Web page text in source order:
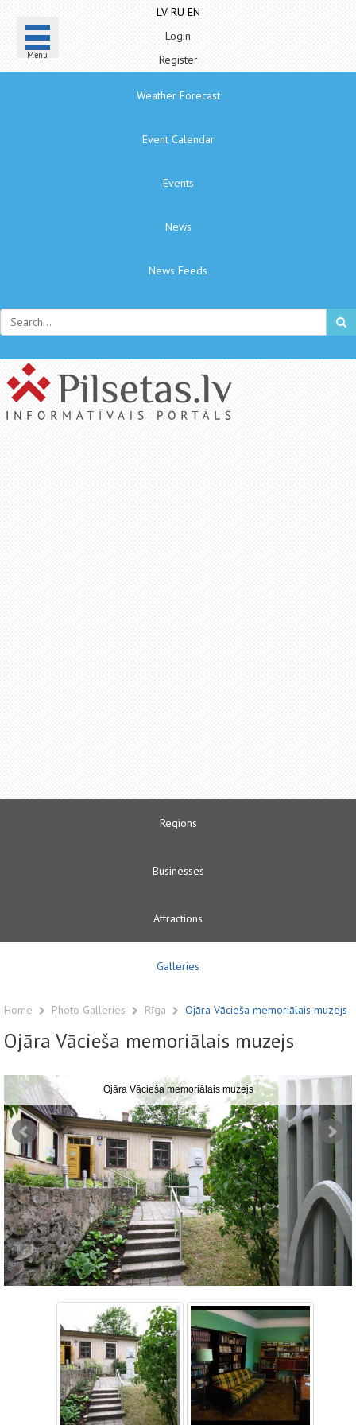
Menu
LV RU EN
Login
Register
Weather Forecast
Event Calendar
Events
News
News Feeds
Regions
Businesses
Attractions
Galleries
Home Photo Galleries Rīga Ojāra Vācieša memoriālais muzejs
Ojāra Vācieša memoriālais muzejs
Ojāra Vācieša memoriālais muzejs